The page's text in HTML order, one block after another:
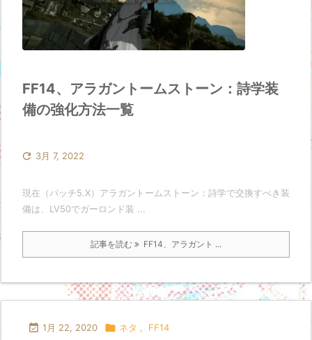
FF14、アラガントームストーン：詩学装
備の強化方法一覧
 3月 7, 2022
現在（パッチ5.X）アラガントームストーン：詩学で交換すべき装
備は、LV50でガーロンド装 ...
記事を読む FF14、アラガント ...
 1月 22, 2020  ネタ , FF14